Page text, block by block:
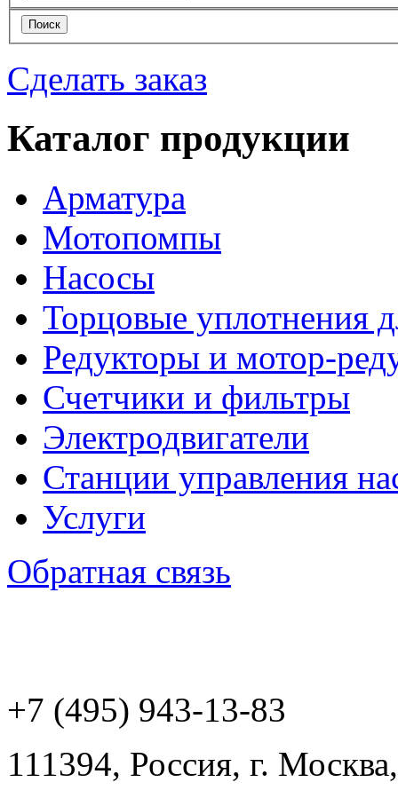
Сделать заказ
Каталог продукции
Арматура
Мотопомпы
Насосы
Торцовые уплотнения
Редукторы и мотор-
Счетчики и фильтры
Электродвигатели
Станции управления
Услуги
Обратная связь
+7 (495) 943-13-83
111394, Россия, г. Москва